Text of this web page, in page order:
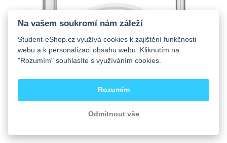
Na vašem soukromí nám záleží
Student-eShop.cz využívá cookies k zajištění funkčnosti
webu a k personalizaci obsahu webu. Kliknutím na
"Rozumím" souhlasíte s využíváním cookies.
Rozumím
Odmítnout vše